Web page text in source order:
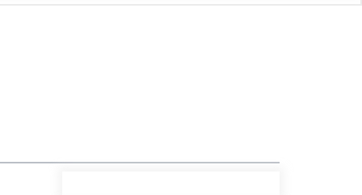
अल्पसंख्यक बालबालिका तथा